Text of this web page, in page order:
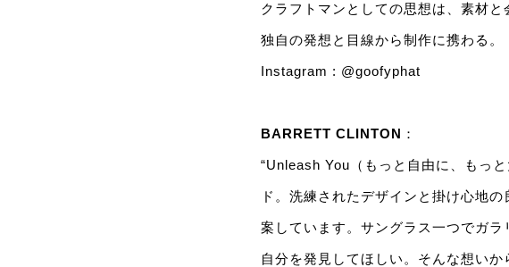
クラフトマンとしての思想は、素材と
独自の発想と目線から制作に携わる。
Instagram : @goofyphat
BARRETT CLINTON ：
“Unleash You（もっと自由に、もっ
ド。洗練されたデザインと掛け心地
案しています。サングラス一つでガ
自分を発見してほしい。そんな想い